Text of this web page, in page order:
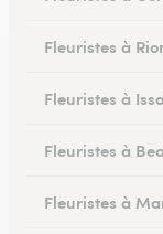
Fleuristes à
Fleuristes à
Fleuristes à
Fleuristes à